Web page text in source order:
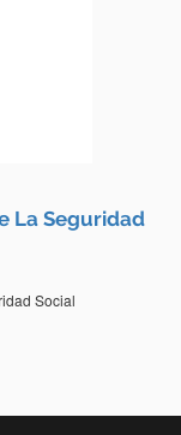
La Seguridad
Social